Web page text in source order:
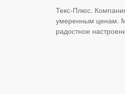
Текс-Плюс.
умеренным ценам.
радостное